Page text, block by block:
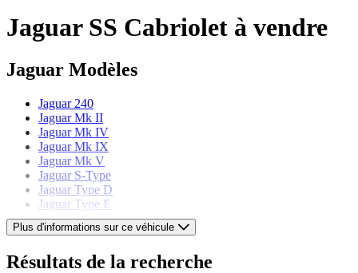
Jaguar SS Cabriolet à vendre
Jaguar Modèles
Jaguar 240
Jaguar Mk II
Jaguar Mk IV
Jaguar Mk IX
Jaguar Mk V
Jaguar S-Type
Jaguar Type D
Jaguar Type E
Jaguar XJ
Jaguar XJ S
Jaguar XK
Plus d'informations sur ce véhicule
Résultats de la recherche